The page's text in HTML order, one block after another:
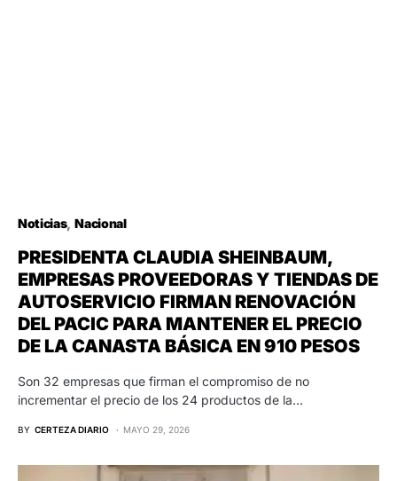
Noticias Nacional
PRESIDENTA CLAUDIA SHEINBAUM,
EMPRESAS PROVEEDORAS Y TIENDAS DE
AUTOSERVICIO FIRMAN RENOVACIÓN
DEL PACIC PARA MANTENER EL PRECIO
DE LA CANASTA BÁSICA EN 910 PESOS
Son 32 empresas que firman el compromiso de no
incrementar el precio de los 24 productos de la…
BY CERTEZA DIARIO MAYO 29, 2026